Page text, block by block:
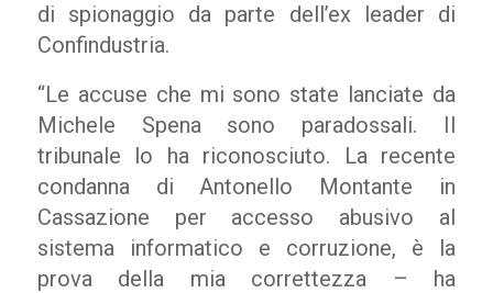
di spionaggio da parte dell’ex leader di
Confindustria.
“Le accuse che mi sono state lanciate da
Michele Spena sono paradossali. Il
tribunale lo ha riconosciuto. La recente
condanna di Antonello Montante in
Cassazione per accesso abusivo al
sistema informatico e corruzione, è la
prova della mia correttezza – ha